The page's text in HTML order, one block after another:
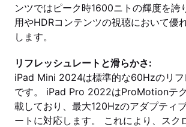
ンツではピーク時1600ニトの輝度を誇
用やHDRコンテンツの視聴において優
します。
リフレッシュレートと滑らかさ:
iPad Mini 2024は標準的な60Hzのリフ
です。 iPad Pro 2022はProMotionテ
載しており、最大120Hzのアダプティ
ートに対応します。 これにより、スク